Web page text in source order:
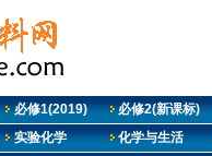
必修1(2019) 必修2(新课标)
实验化学 化学与生活